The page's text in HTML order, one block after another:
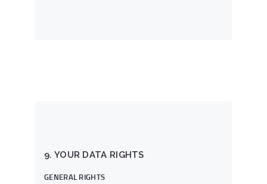
9. YOUR DATA RIGHTS
GENERAL RIGHTS